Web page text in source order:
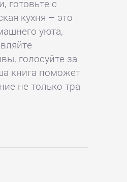
готовьте с
кухня – это
уюта,
голосуйте за
книга поможет
не только тра